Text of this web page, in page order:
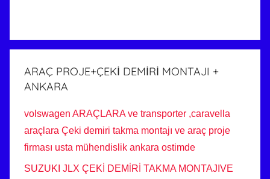
ARAÇ PROJE+ÇEKİ DEMİRİ MONTAJI +
ANKARA
volswagen ARAÇLARA ve transporter ,caravella
araçlara Çeki demiri takma montajı ve araç proje
firması usta mühendislik ankara ostimde
SUZUKI JLX ÇEKİ DEMİRİ TAKMA MONTAJIVE